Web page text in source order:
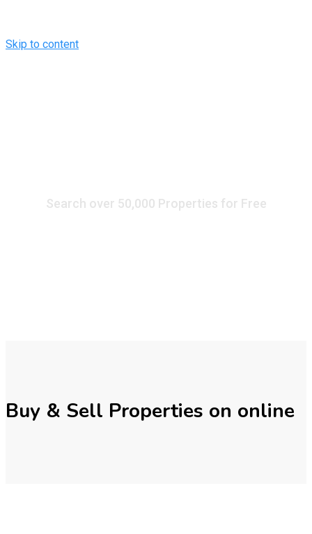
Skip to content
Search over 50,000 Properties for Free
Buy & Sell Properties on online